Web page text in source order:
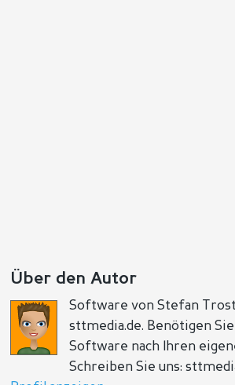
Über den Autor
Software von Stefan
sttmedia.de. Benötigen
Software nach Ihren
Schreiben Sie uns: